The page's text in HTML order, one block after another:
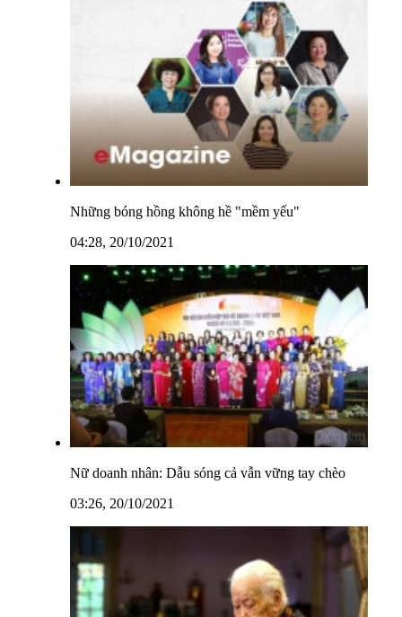
Những bóng hồng không hề "mềm yếu"
04:28, 20/10/2021
Nữ doanh nhân: Dẫu sóng cả vẫn vững tay chèo
03:26, 20/10/2021